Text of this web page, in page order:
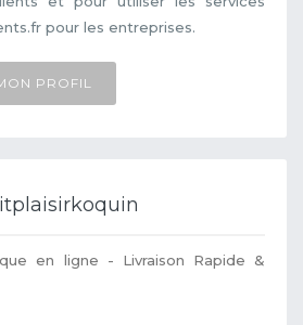
pour les entreprises.
PROFIL
en ligne - Livraison Rapide &